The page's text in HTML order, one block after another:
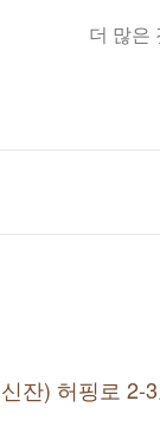
의자 및 설치
더 많은
잔) 허핑로 2-